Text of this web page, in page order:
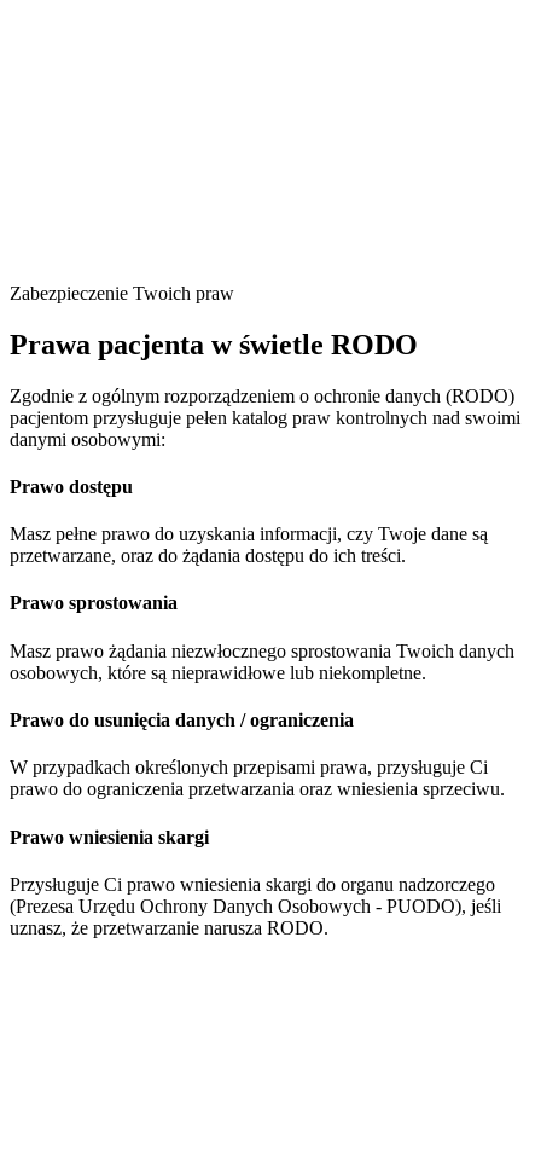
Zabezpieczenie Twoich praw
Prawa pacjenta w świetle RODO
Zgodnie z ogólnym rozporządzeniem o ochronie danych (RODO)
pacjentom przysługuje pełen katalog praw kontrolnych nad swoimi
danymi osobowymi:
Prawo dostępu
Masz pełne prawo do uzyskania informacji, czy Twoje dane są
przetwarzane, oraz do żądania dostępu do ich treści.
Prawo sprostowania
Masz prawo żądania niezwłocznego sprostowania Twoich danych
osobowych, które są nieprawidłowe lub niekompletne.
Prawo do usunięcia danych / ograniczenia
W przypadkach określonych przepisami prawa, przysługuje Ci
prawo do ograniczenia przetwarzania oraz wniesienia sprzeciwu.
Prawo wniesienia skargi
Przysługuje Ci prawo wniesienia skargi do organu nadzorczego
(Prezesa Urzędu Ochrony Danych Osobowych - PUODO), jeśli
uznasz, że przetwarzanie narusza RODO.